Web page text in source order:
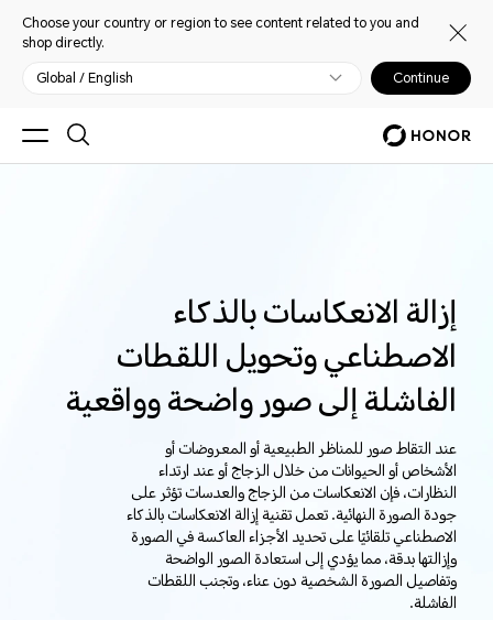
Choose your country or region to see content related to you and
shop directly.
Global / English Continue
إزالة الانعكاسات بالذكاء
الاصطناعي وتحويل اللقطات
الفاشلة إلى صور واضحة وواقعية
عند التقاط صور للمناظر الطبيعية أو المعروضات أو
الأشخاص أو الحيوانات من خلال الزجاج أو عند ارتداء
النظارات، فإن الانعكاسات من الزجاج والعدسات تؤثر على
جودة الصورة النهائية. تعمل تقنية إزالة الانعكاسات بالذكاء
الاصطناعي تلقائيًا على تحديد الأجزاء العاكسة في الصورة
وإزالتها بدقة، مما يؤدي إلى استعادة الصور الواضحة
وتفاصيل الصورة الشخصية دون عناء، وتجنب اللقطات
الفاشلة.